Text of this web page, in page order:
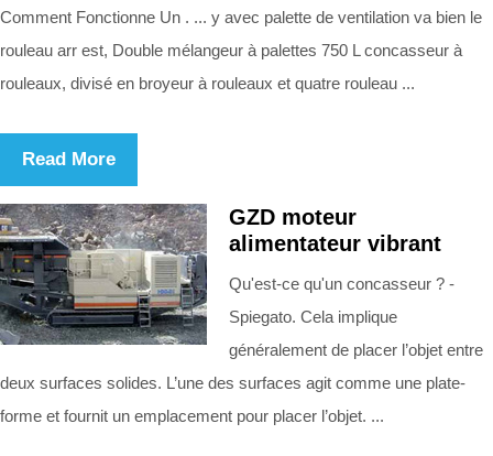
Comment Fonctionne Un . ... y avec palette de ventilation va bien le
rouleau arr est, Double mélangeur à palettes 750 L concasseur à
rouleaux, divisé en broyeur à rouleaux et quatre rouleau ...
Read More
GZD moteur
alimentateur vibrant
Qu'est-ce qu'un concasseur ? -
Spiegato. Cela implique
généralement de placer l’objet entre
deux surfaces solides. L’une des surfaces agit comme une plate-
forme et fournit un emplacement pour placer l’objet. ...